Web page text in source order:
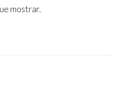
mostrar.